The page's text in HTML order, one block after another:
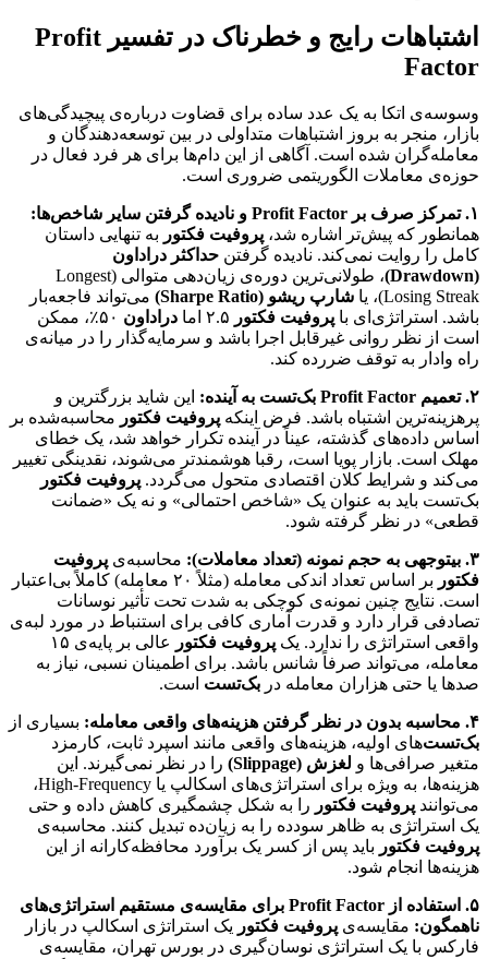
اشتباهات رایج و خطرناک در تفسیر Profit
Factor
وسوسه‌ی اتکا به یک عدد ساده برای قضاوت درباره‌ی پیچیدگی‌های
بازار، منجر به بروز اشتباهات متداولی در بین توسعه‌دهندگان و
معامله‌گران شده است. آگاهی از این دام‌ها برای هر فرد فعال در
حوزه‌ی معاملات الگوریتمی ضروری است.
۱. تمرکز صرف بر Profit Factor و نادیده گرفتن سایر شاخص‌ها:
همانطور که پیش‌تر اشاره شد، پروفیت فکتور به تنهایی داستان
کامل را روایت نمی‌کند. نادیده گرفتن حداکثر دراداون
(Drawdown)
، طولانی‌ترین دوره‌ی زیان‌دهی متوالی (Longest
Losing Streak)، یا
شارپ ریشو (Sharpe Ratio)
می‌تواند فاجعه‌بار
باشد. استراتژی‌ای با پروفیت فکتور دراداون
۵۰٪، ممکن
است از نظر روانی غیرقابل اجرا باشد و سرمایه‌گذار را در میانه‌ی
راه وادار به توقف ضررده کند.
۲. تعمیم Profit Factor بک‌تست به آینده:
این شاید بزرگترین و
پرهزینه‌ترین اشتباه باشد. فرض اینکه پروفیت فکتور محاسبه‌شده بر
اساس داده‌های گذشته، عیناً در آینده تکرار خواهد شد، یک خطای
مهلک است. بازار پویا است، رقبا هوشمندتر می‌شوند، نقدینگی تغییر
می‌کند و شرایط کلان اقتصادی متحول می‌گردد. پروفیت فکتور
بک‌تست باید به عنوان یک «شاخص احتمالی» و نه یک «ضمانت
قطعی» در نظر گرفته شود.
۳. بیتوجهی به حجم نمونه (تعداد معاملات): محاسبه‌ی پروفیت
فکتور
بر اساس تعداد اندکی معامله (مثلاً ۲۰ معامله) کاملاً بی‌اعتبار
است. نتایج چنین نمونه‌ی کوچکی به شدت تحت تأثیر نوسانات
تصادفی قرار دارد و قدرت آماری کافی برای استنباط در مورد لبه‌ی
واقعی استراتژی را ندارد. یک پروفیت فکتور
عالی بر پایه‌ی ۱۵
معامله، می‌تواند صرفاً شانس باشد. برای اطمینان نسبی، نیاز به
صدها یا حتی هزاران معامله در بک‌تست است.
۴. محاسبه بدون در نظر گرفتن هزینه‌های واقعی معامله:
بسیاری از
بک‌تست‌های اولیه، هزینه‌های واقعی مانند اسپرد ثابت، کارمزد
متغیر صرافی‌ها و لغزش (Slippage)
را در نظر نمی‌گیرند. این
هزینه‌ها، به ویژه برای استراتژی‌های اسکالپ یا High-Frequency،
می‌توانند پروفیت فکتور را به شکل چشمگیری کاهش داده و حتی
یک استراتژی به ظاهر سودده را به زیان‌ده تبدیل کنند. محاسبه‌ی
پروفیت فکتور باید پس از کسر یک برآورد محافظه‌کارانه از این
هزینه‌ها انجام شود.
۵. استفاده از Profit Factor برای مقایسه‌ی مستقیم استراتژی‌های
ناهمگون: مقایسه‌ی پروفیت فکتور یک استراتژی اسکالپ در بازار
فارکس با یک استراتژی نوسان‌گیری در بورس تهران، مقایسه‌ی